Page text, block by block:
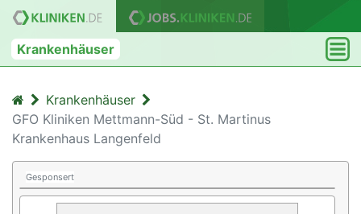
Krankenhäuser
Krankenhäuser
GFO Kliniken Mettmann-Süd - St. Martinus
Krankenhaus Langenfeld
Gesponsert